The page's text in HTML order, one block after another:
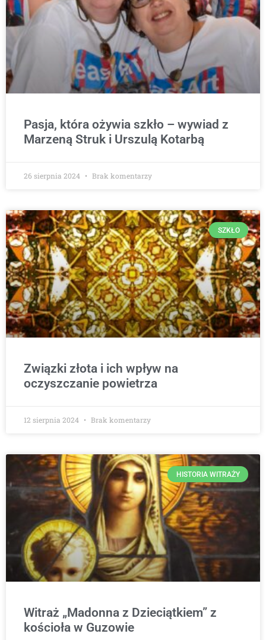
Pasja, która ożywia szkło – wywiad z
Marzeną Struk i Urszulą Kotarbą
26 sierpnia 2024 Brak komentarzy
SZKŁO
Związki złota i ich wpływ na
oczyszczanie powietrza
12 sierpnia 2024 Brak komentarzy
HISTORIA WITRAŻY
Witraż „Madonna z Dzieciątkiem” z
kościoła w Guzowie